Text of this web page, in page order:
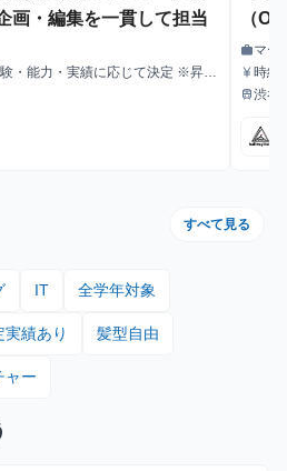
画・編集を一貫して担当
・能力・実績に応じて決定 ※昇
（
支え
職種
workマー
給与
currency_yen時給
最寄駅
train渋谷
すべて見る
IT 全学年対象
実績あり 髪型自由
ャー